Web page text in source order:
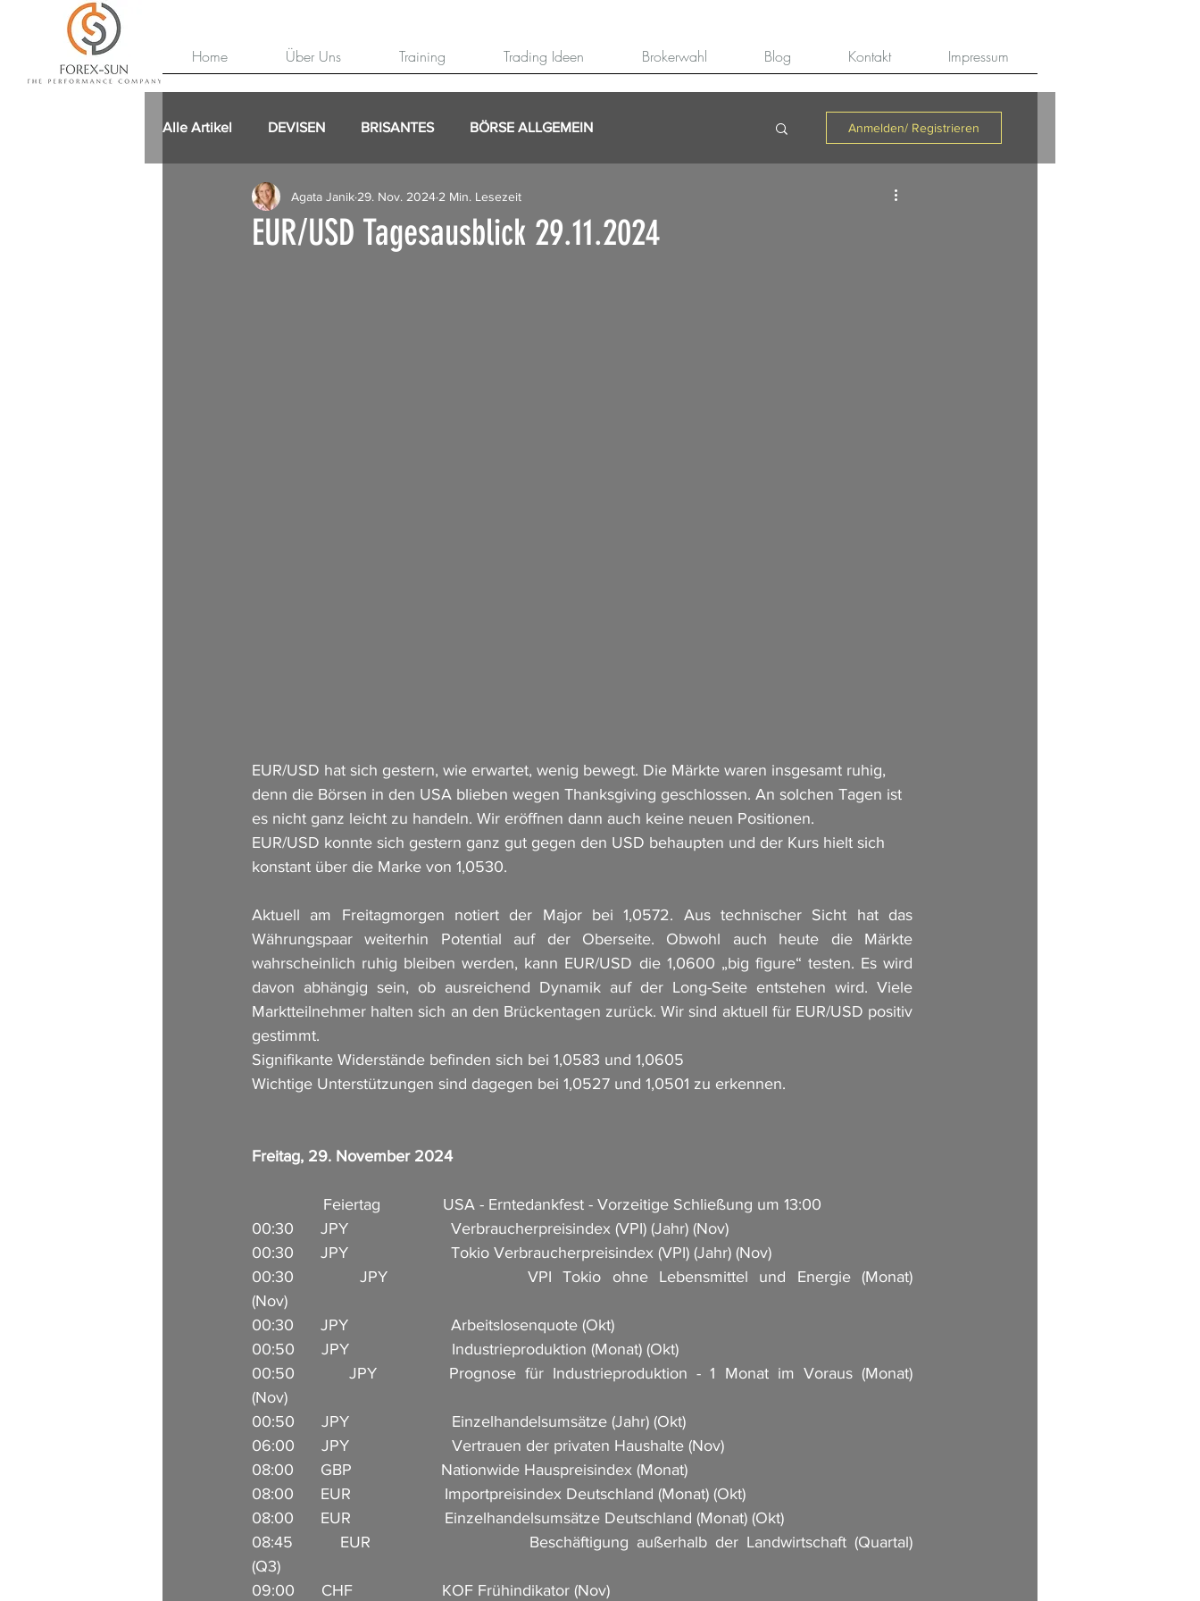
Home Über Uns Training Trading Ideen Brokerwahl Blog Kontakt Impressum
Alle Artikel DEVISEN BRISANTES BÖRSE ALLGEMEIN Anmelden/ Registrieren
EUR/USD Tagesausblick 29.11.2024
Agata Janik 29. Nov. 2024 2 Min. Lesezeit
EUR/USD hat sich gestern, wie erwartet, wenig bewegt. Die Märkte waren insgesamt ruhig,
denn die Börsen in den USA blieben wegen Thanksgiving geschlossen. An solchen Tagen ist
es nicht ganz leicht zu handeln. Wir eröffnen dann auch keine neuen Positionen.
EUR/USD konnte sich gestern ganz gut gegen den USD behaupten und der Kurs hielt sich
konstant über die Marke von 1,0530.
Aktuell am Freitagmorgen notiert der Major bei 1,0572. Aus technischer Sicht hat das
Währungspaar weiterhin Potential auf der Oberseite. Obwohl auch heute die Märkte
wahrscheinlich ruhig bleiben werden, kann EUR/USD die 1,0600 „big figure“ testen. Es wird
davon abhängig sein, ob ausreichend Dynamik auf der Long-Seite entstehen wird. Viele
Marktteilnehmer halten sich an den Brückentagen zurück. Wir sind aktuell für EUR/USD positiv
gestimmt.
Signifikante Widerstände befinden sich bei 1,0583 und 1,0605
Wichtige Unterstützungen sind dagegen bei 1,0527 und 1,0501 zu erkennen.
Freitag, 29. November 2024
Feiertag              USA - Erntedankfest - Vorzeitige Schließung um 13:00
00:30      JPY                       Verbraucherpreisindex (VPI) (Jahr) (Nov)
00:30      JPY                       Tokio Verbraucherpreisindex (VPI) (Jahr) (Nov)
00:30      JPY     	     VPI Tokio ohne Lebensmittel und Energie (Monat)
(Nov)
00:30      JPY                       Arbeitslosenquote (Okt)
00:50      JPY                       Industrieproduktion (Monat) (Okt)
00:50      JPY        Prognose für Industrieproduktion - 1 Monat im Voraus (Monat)
(Nov)
00:50      JPY                       Einzelhandelsumsätze (Jahr) (Okt)
06:00      JPY                       Vertrauen der privaten Haushalte (Nov)
08:00      GBP                    Nationwide Hauspreisindex (Monat)
08:00      EUR                     Importpreisindex Deutschland (Monat) (Okt)
08:00      EUR                     Einzelhandelsumsätze Deutschland (Monat) (Okt)
08:45      EUR                    Beschäftigung außerhalb der Landwirtschaft (Quartal)
(Q3)
09:00      CHF                    KOF Frühindikator (Nov)